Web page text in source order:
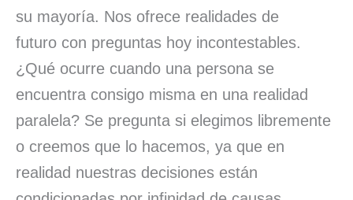
su mayoría. Nos ofrece realidades de
futuro con preguntas hoy incontestables.
¿Qué ocurre cuando una persona se
encuentra consigo misma en una realidad
paralela? Se pregunta si elegimos libremente
o creemos que lo hacemos, ya que en
realidad nuestras decisiones están